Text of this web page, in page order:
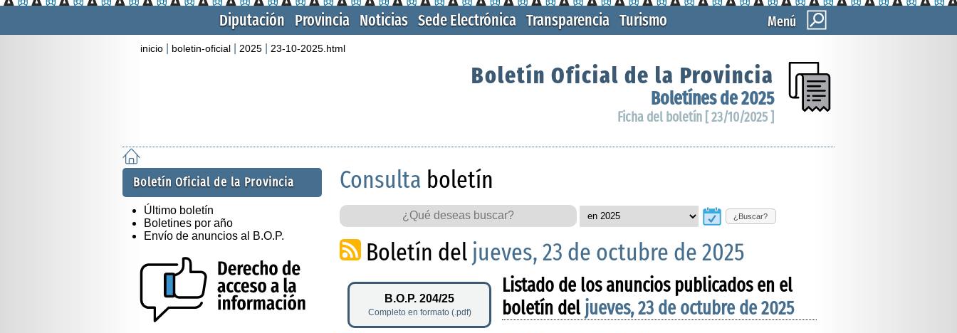
Menú
Diputación Provincia Noticias Sede Electrónica Transparencia Turismo
inicio boletin-oficial 2025 23-10-2025.html
Boletín Oficial de la Provincia
Boletínes de 2025
Ficha del boletín [ 23/10/2025 ]
Boletín Oficial de la Provincia
Último boletín
Boletines por año
Envío de anuncios al B.O.P.
Consulta boletín
¿Buscar?
Boletín del jueves, 23 de octubre de 2025
B.O.P. 204/25
Completo en formato (.pdf)
Listado de los anuncios publicados en el
boletín del jueves, 23 de octubre de 2025